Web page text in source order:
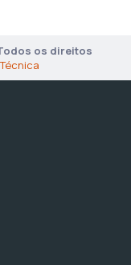
os direitos